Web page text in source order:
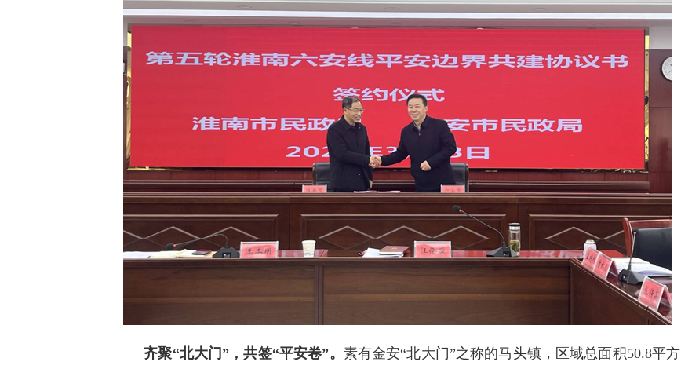
齐聚“北大门” ，共签“平安卷”。 素有金安“北大门”之称的马头镇，区域总面积50.8平方